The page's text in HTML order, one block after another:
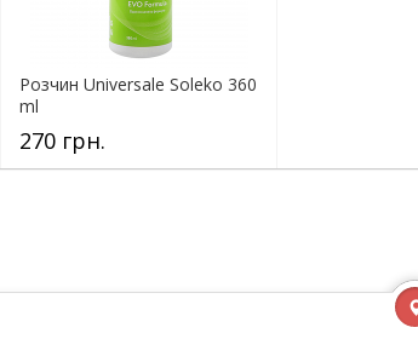
Розчин Universale Soleko 360
ml
270 грн.